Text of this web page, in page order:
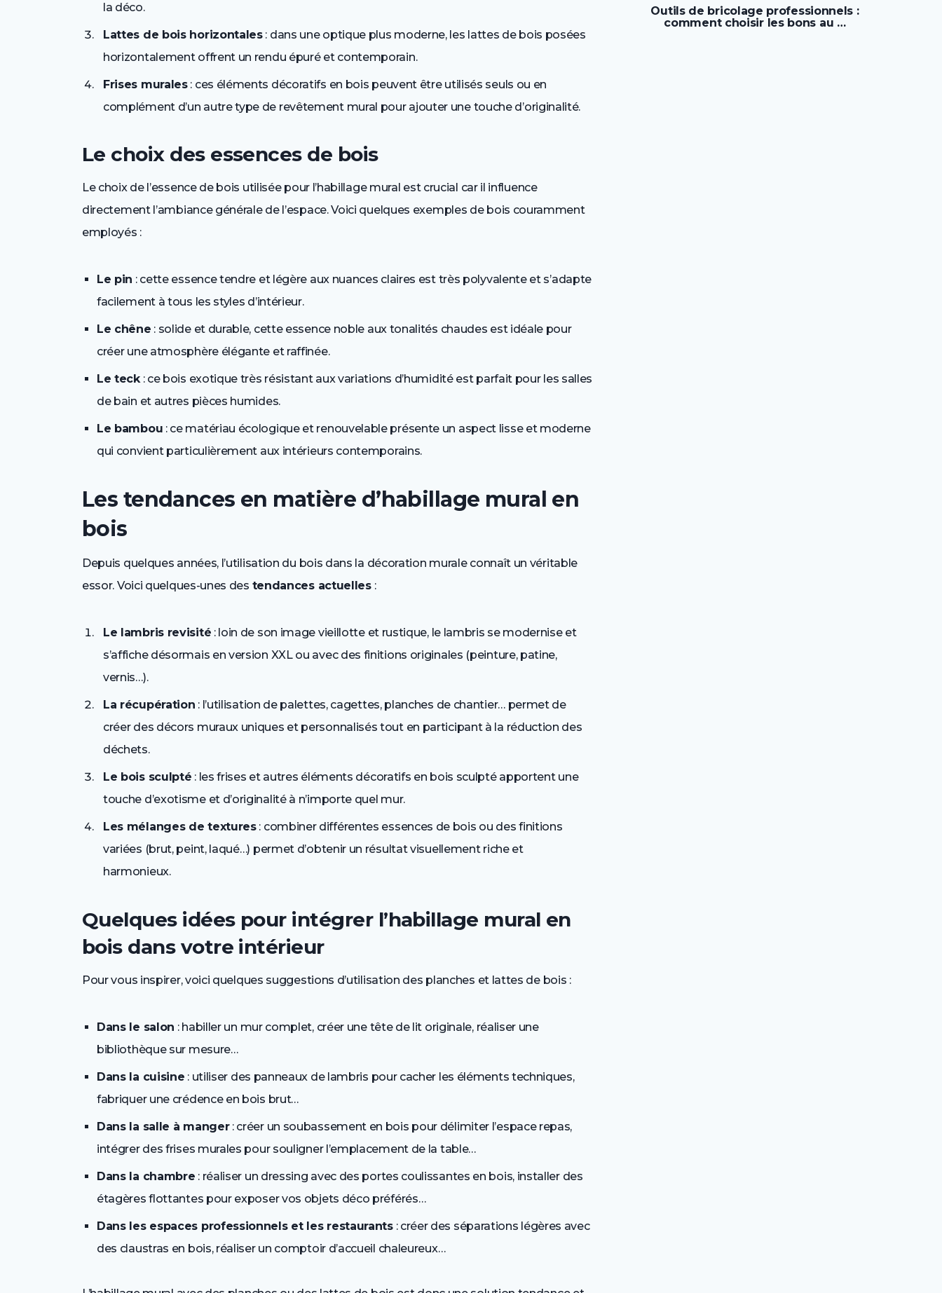
la déco.
Lattes de bois horizontales: dans une optique plus moderne, les lattes de bois posées
horizontalement offrent un rendu épuré et contemporain.
Frises murales: ces éléments décoratifs en bois peuvent être utilisés seuls ou en
complément d’un autre type de revêtement mural pour ajouter une touche d’originalité.
Le choix des essences de bois
Le choix de l’essence de bois utilisée pour l’habillage mural est crucial car il influence
directement l’ambiance générale de l’espace. Voici quelques exemples de bois couramment
employés :
Le pin : cette essence tendre et légère aux nuances claires est très polyvalente et s’adapte
facilement à tous les styles d’intérieur.
Le chêne : solide et durable, cette essence noble aux tonalités chaudes est idéale pour
créer une atmosphère élégante et raffinée.
Le teck: ce bois exotique très résistant aux variations d’humidité est parfait pour les salles
de bain et autres pièces humides.
Le bambou : ce matériau écologique et renouvelable présente un aspect lisse et moderne
qui convient particulièrement aux intérieurs contemporains.
Les tendances en matière d’habillage mural en
bois
Depuis quelques années, l’utilisation du bois dans la décoration murale connaît un véritable
essor. Voici quelques-unes des tendances actuelles:
Le lambris revisité : loin de son image vieillotte et rustique, le lambris se modernise et
s’affiche désormais en version XXL ou avec des finitions originales (peinture, patine,
vernis…).
La récupération : l’utilisation de palettes, cagettes, planches de chantier… permet de
créer des décors muraux uniques et personnalisés tout en participant à la réduction des
déchets.
Le bois sculpté : les frises et autres éléments décoratifs en bois sculpté apportent une
touche d’exotisme et d’originalité à n’importe quel mur.
Les mélanges de textures: combiner différentes essences de bois ou des finitions
variées (brut, peint, laqué…) permet d’obtenir un résultat visuellement riche et
harmonieux.
Quelques idées pour intégrer l’habillage mural en
bois dans votre intérieur
Pour vous inspirer, voici quelques suggestions d’utilisation des planches et lattes de bois :
Dans le salon : habiller un mur complet, créer une tête de lit originale, réaliser une
bibliothèque sur mesure…
Dans la cuisine : utiliser des panneaux de lambris pour cacher les éléments techniques,
fabriquer une crédence en bois brut…
Dans la salle à manger: créer un soubassement en bois pour délimiter l’espace repas,
intégrer des frises murales pour souligner l’emplacement de la table…
Dans la chambre : réaliser un dressing avec des portes coulissantes en bois, installer des
étagères flottantes pour exposer vos objets déco préférés…
Dans les espaces professionnels et les restaurants: créer des séparations légères avec
des claustras en bois, réaliser un comptoir d’accueil chaleureux…
Outils de bricolage professionnels :
comment choisir les bons au …